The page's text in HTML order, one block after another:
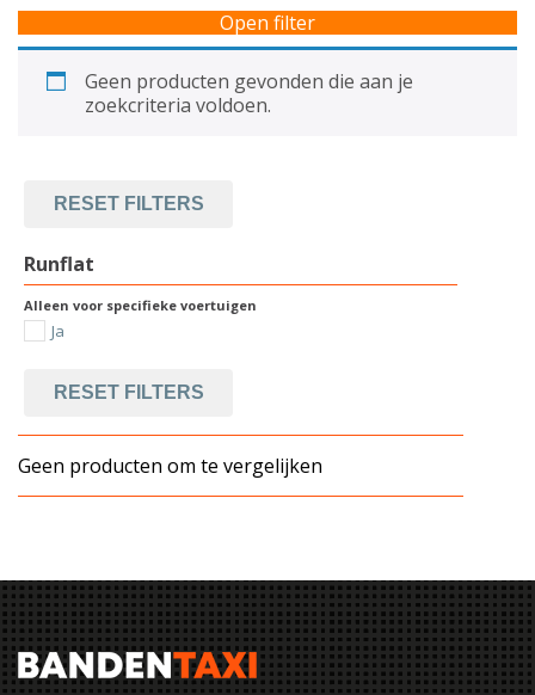
Open filter
Geen producten gevonden die aan je
zoekcriteria voldoen.
RESET FILTERS
Runflat
Alleen voor specifieke voertuigen
Ja
RESET FILTERS
Geen producten om te vergelijken